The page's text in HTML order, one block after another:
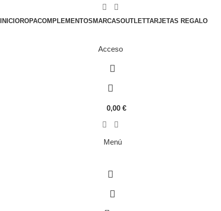
INICIOROPACOMPLEMENTOS MARCASOUTLETTARJETAS REGALO
Acceso
0,00 €
Menú
Gastos de envío gratis en pedidos superiores a 100€.